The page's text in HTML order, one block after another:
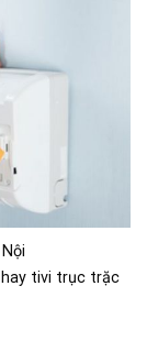
hay tivi trục trặc